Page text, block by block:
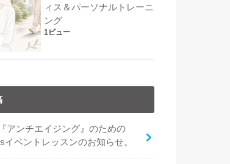
ィス＆パーソナルトレーニ
ング
1ビュー
アンチエイジング』のための
イベントレッスンのお知らせ。